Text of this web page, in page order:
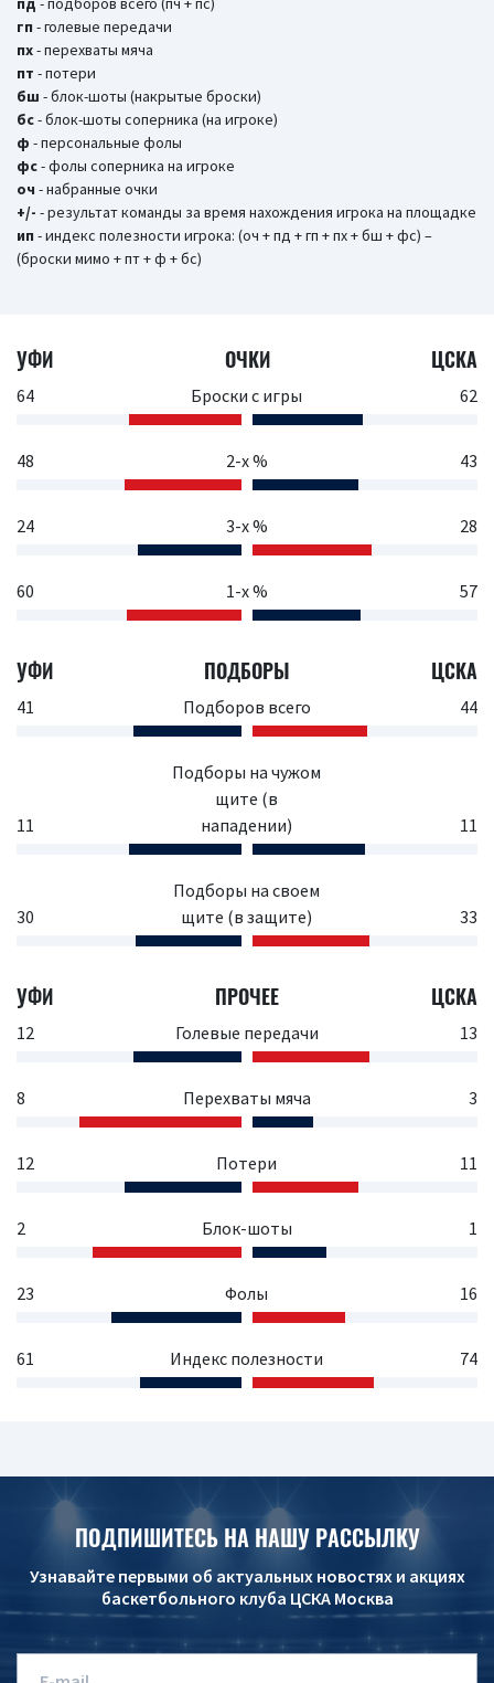
гп - голевые передачи
пх- перехваты мяча
пт - потери
бш - блок-шоты (накрытые броски)
бc- блок-шоты соперника (на игроке)
ф - персональные фолы
фс- фолы соперника на игроке
оч - набранные очки
+/- - результат команды за время нахождения игрока на площадке
ип - индекс полезности игрока: (оч + пд + гп + пх + бш + фс) –
(броски мимо + пт + ф + бс)
УФИ ОЧКИ ЦСКА
64 Броски с игры 62
48 2-х % 43
24 3-х % 28
60 1-х % 57
УФИ ПОДБОРЫ ЦСКА
41 Подборов всего 44
11
Подборы на чужом
щите (в
нападении)
11
30
Подборы на своем
щите (в защите)
33
УФИ ПРОЧЕЕ ЦСКА
12 Голевые передачи 13
8 Перехваты мяча 3
12 Потери 11
2 Блок-шоты 1
23 Фолы 16
61 Индекс полезности 74
ПОДПИШИТЕСЬ НА НАШУ РАССЫЛКУ
Узнавайте первыми об актуальных новостях и акциях
баскетбольного клуба ЦСКА Москва